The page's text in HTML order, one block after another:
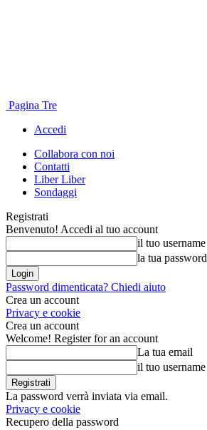
Pagina Tre
Accedi
Collabora con noi
Contatti
Liber Liber
Sondaggi
Registrati
Benvenuto! Accedi al tuo account
il tuo username
la tua password
Password dimenticata? Chiedi aiuto
Crea un account
Privacy e cookie
Crea un account
Welcome! Register for an account
La tua email
il tuo username
La password verrà inviata via email.
Privacy e cookie
Recupero della password